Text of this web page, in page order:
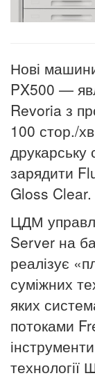
Нові
PX500 —
Revoria з
100 стор./
друкарську
зарядити
Gloss Clear.
ЦДМ
Server на
реалізує
суміжних
яких
потоками
технології